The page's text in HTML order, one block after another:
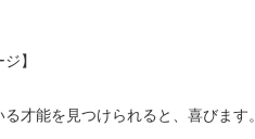
】
才能を見つけられると、喜びます。